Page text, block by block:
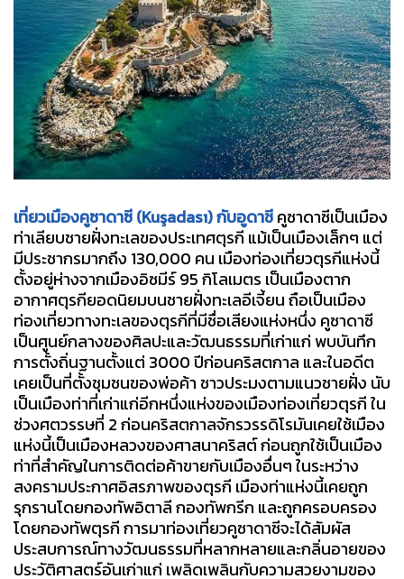
เที่ยวเมืองคูซาดาซี (Kuşadası) กับอูดาชีคูซาดาซีเป็นเมือง
ท่าเลียบชายฝั่งทะเลของประเทศตุรกี แม้เป็นเมืองเล็กๆ แต่
มีประชากรมากถึง 130,000 คน เมืองท่องเที่ยวตุรกีแห่งนี้
ตั้งอยู่ห่างจากเมืองอิซมีร์ 95 กิโลเมตร เป็นเมืองตาก
อากาศตุรกียอดนิยมบนชายฝั่งทะเลอีเจี้ยน ถือเป็นเมือง
ท่องเที่ยวทางทะเลของตุรกีที่มีชื่อเสียงแห่งหนึ่ง คูซาดาซี
เป็นศูนย์กลางของศิลปะและวัฒนธรรมที่เก่าแก่ พบบันทึก
การตั้งถิ่นฐานตั้งแต่ 3000 ปีก่อนคริสตกาล และในอดีต
เคยเป็นที่ตั้งชุมชนของพ่อค้า ชาวประมงตามแนวชายฝั่ง นับ
เป็นเมืองท่าที่เก่าแก่อีกหนึ่งแห่งของเมืองท่องเที่ยวตุรกี ใน
ช่วงศตวรรษที่ 2 ก่อนคริสตกาลจักรวรรดิโรมันเคยใช้เมือง
แห่งนี้เป็นเมืองหลวงของศาสนาคริสต์ ก่อนถูกใช้เป็นเมือง
ท่าที่สำคัญในการติดต่อค้าขายกับเมืองอื่นๆ ในระหว่าง
สงครามประกาศอิสรภาพของตุรกี เมืองท่าแห่งนี้เคยถูก
รุกรานโดยกองทัพอิตาลี กองทัพกรีก และถูกครอบครอง
โดยกองทัพตุรกี การมาท่องเที่ยวคูซาดาซีจะได้สัมผัส
ประสบการณ์ทางวัฒนธรรมที่หลากหลายและกลิ่นอายของ
ประวัติศาสตร์อันเก่าแก่ เพลิดเพลินกับความสวยงามของ